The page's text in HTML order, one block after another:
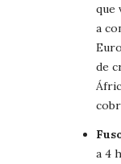
que
a
de
a 4